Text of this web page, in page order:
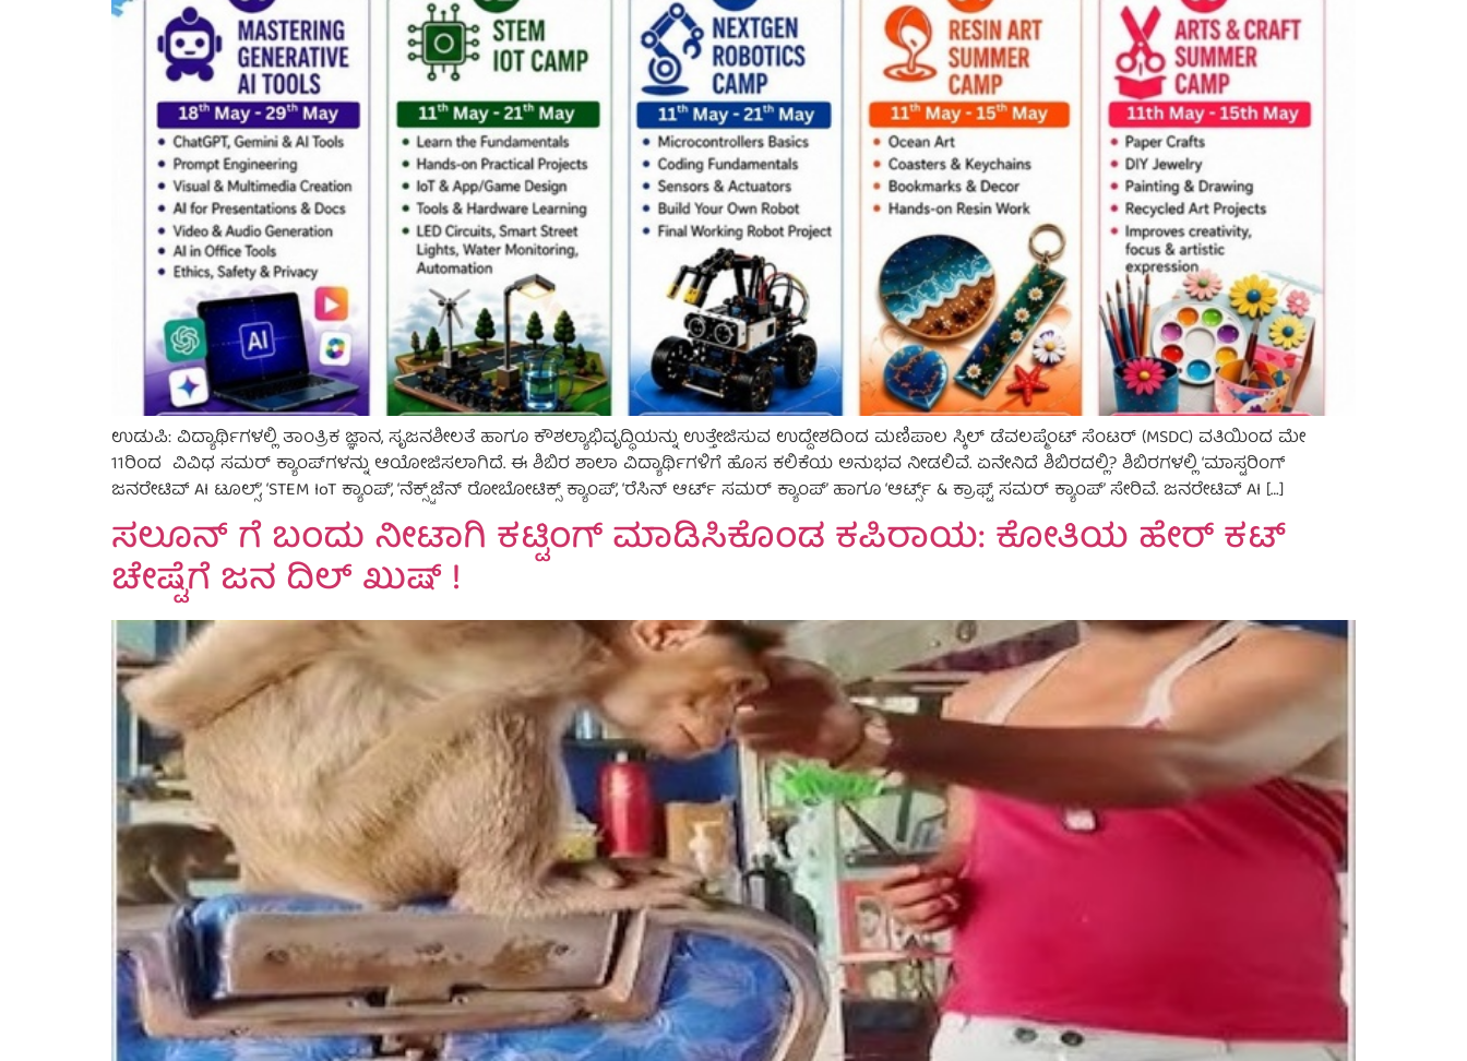
ಉಡುಪಿ: ವಿದ್ಯಾರ್ಥಿಗಳಲ್ಲಿ ತಾಂತ್ರಿಕ ಜ್ಞಾನ, ಸೃಜನಶೀಲತೆ ಹಾಗೂ ಕೌಶಲ್ಯಾಭಿವೃದ್ಧಿಯನ್ನು ಉತ್ತೇಜಿಸುವ ಉದ್ದೇಶದಿಂದ ಮಣಿಪಾಲ ಸ್ಕಿಲ್ ಡೆವಲಪ್ಮೆಂಟ್ ಸೆಂಟರ್ (MSDC) ವತಿಯಿಂದ ಮೇ
11ರಿಂದ ವಿವಿಧ ಸಮರ್ ಕ್ಯಾಂಪ್‌ಗಳನ್ನು ಆಯೋಜಿಸಲಾಗಿದೆ. ಈ ಶಿಬಿರ ಶಾಲಾ ವಿದ್ಯಾರ್ಥಿಗಳಿಗೆ ಹೊಸ ಕಲಿಕೆಯ ಅನುಭವ ನೀಡಲಿವೆ. ಏನೇನಿದೆ ಶಿಬಿರದಲ್ಲಿ? ಶಿಬಿರಗಳಲ್ಲಿ ‘ಮಾಸ್ಟರಿಂಗ್
ಜನರೇಟಿವ್ AI ಟೂಲ್ಸ್’, ‘STEM IoT ಕ್ಯಾಂಪ್’, ‘ನೆಕ್ಸ್ಟ್‌ಜೆನ್ ರೋಬೋಟಿಕ್ಸ್ ಕ್ಯಾಂಪ್’, ‘ರೆಸಿನ್ ಆರ್ಟ್ ಸಮರ್ ಕ್ಯಾಂಪ್’ ಹಾಗೂ ‘ಆರ್ಟ್ಸ್ & ಕ್ರಾಫ್ಟ್ ಸಮರ್ ಕ್ಯಾಂಪ್’ ಸೇರಿವೆ. ಜನರೇಟಿವ್ AI […]
ಸಲೂನ್ ಗೆ ಬಂದು ನೀಟಾಗಿ ಕಟ್ಟಿಂಗ್ ಮಾಡಿಸಿಕೊಂಡ ಕಪಿರಾಯ: ಕೋತಿಯ ಹೇರ್ ಕಟ್
ಚೇಷ್ಟೆಗೆ ಜನ ದಿಲ್ ಖುಷ್ !